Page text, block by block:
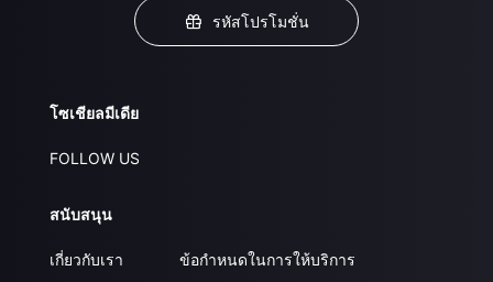
รหัสโปรโมชั่น
โซเชียลมีเดีย
FOLLOW US
สนับสนุน
เกี่ยวกับเรา
ข้อกำหนดในการให้บริการ